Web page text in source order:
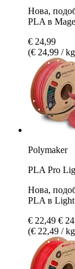
Нова,
PLA в
€ 24,99
(€ 24,99 /
Polymaker
PLA Pro
Нова,
PLA в Light
€ 22,49 €
(€ 22,49 /